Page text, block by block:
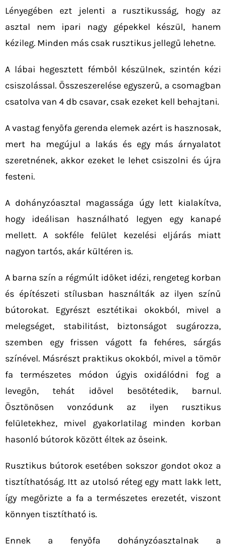
Lényegében ezt jelenti a rusztikusság, hogy az
asztal nem ipari nagy gépekkel készül, hanem
kézileg. Minden más csak rusztikus jellegű lehetne.
A lábai hegesztett fémből készülnek, szintén kézi
csiszolással. Összeszerelése egyszerű, a csomagban
csatolva van 4 db csavar, csak ezeket kell behajtani.
A vastag fenyőfa gerenda elemek azért is hasznosak,
mert ha megújul a lakás és egy más árnyalatot
szeretnének, akkor ezeket le lehet csiszolni és újra
festeni.
A dohányzóasztal magassága úgy lett kialakítva,
hogy ideálisan használható legyen egy kanapé
mellett. A sokféle felület kezelési eljárás miatt
nagyon tartós, akár kültéren is.
A barna szín a régmúlt időket idézi, rengeteg korban
és építészeti stílusban használták az ilyen színű
bútorokat. Egyrészt esztétikai okokból, mivel a
melegséget, stabilitást, biztonságot sugározza,
szemben egy frissen vágott fa fehéres, sárgás
színével. Másrészt praktikus okokból, mivel a tömör
fa természetes módon úgyis oxidálódni fog a
levegőn, tehát idővel besötétedik, barnul.
Ösztönösen vonzódunk az ilyen rusztikus
felületekhez, mivel gyakorlatilag minden korban
hasonló bútorok között éltek az őseink.
Rusztikus bútorok esetében sokszor gondot okoz a
tisztíthatóság. Itt az utolsó réteg egy matt lakk lett,
így megőrizte a fa a természetes erezetét, viszont
könnyen tisztítható is.
Ennek a fenyőfa dohányzóasztalnak a